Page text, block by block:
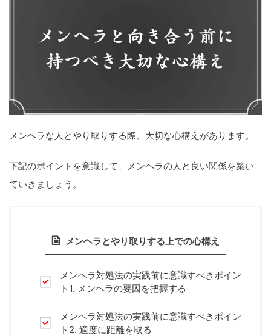
メンヘラな人とやり取りする際、大切な心構えがあります。
下記のポイントを意識して、メンヘラの人と良い関係を築い
ていきましょう。
メンヘラとやり取りする上での心構え
メンヘラ対処法の実践前に意識すべきポイン
ト1. メンヘラの要因を把握する
メンヘラ対処法の実践前に意識すべきポイン
ト2. 適度に距離を取る